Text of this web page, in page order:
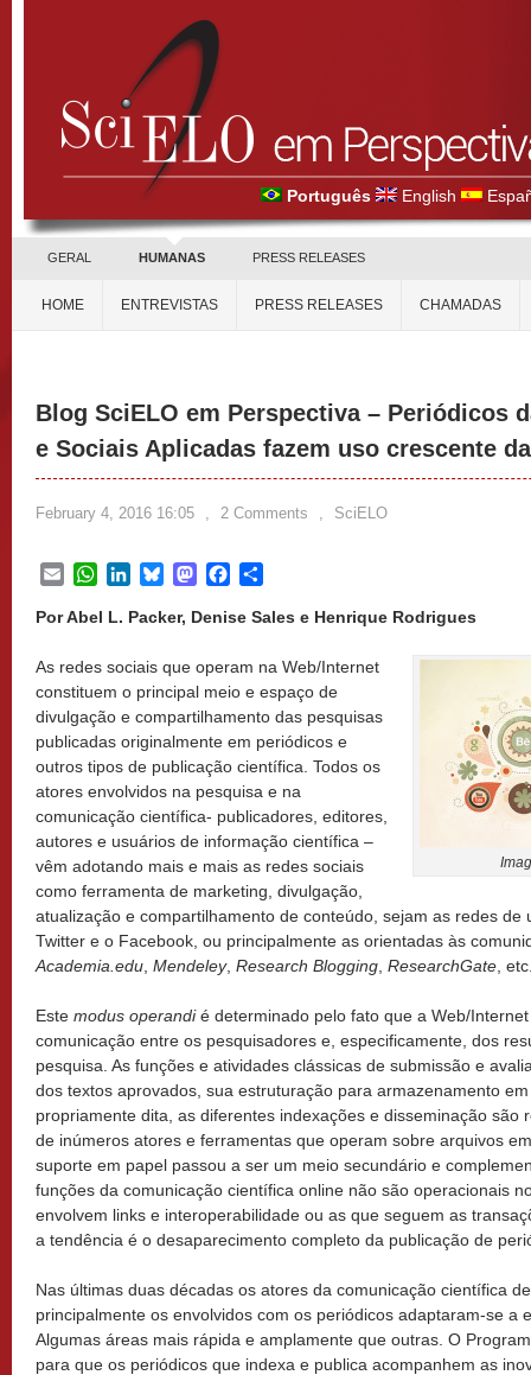
Português English
GERAL HUMANAS PRESS RELEASES
HOME ENTREVISTAS PRESS RELEASES CHAMADAS
Blog SciELO em Perspectiva – Periódicos
e Sociais Aplicadas fazem uso crescente
February 4, 2016 16:05 , 2 Comments , SciELO
EmailWhatsApp
LinkedInBlueskyMastodonFacebook
Por Abel L. Packer, Denise Sales e Henrique Rodrigues
As redes sociais que operam na Web/Internet
constituem o principal meio e espaço de
divulgação e compartilhamento das pesquisas
publicadas originalmente em periódicos e
outros tipos de publicação científica. Todos os
atores envolvidos na pesquisa e na
comunicação científica- publicadores, editores,
autores e usuários de informação científica –
vêm adotando mais e mais as redes sociais
como ferramenta de marketing, divulgação,
atualização e compartilhamento de conteúdo, sejam as redes de
Twitter e o Facebook, ou principalmente as orientadas às
Academia.edu Mendeley, Research Blogging ResearchGate ,
Este modus operandié determinado pelo fato que a Web/
comunicação entre os pesquisadores e, especificamente, dos
pesquisa. As funções e atividades clássicas de submissão e
dos textos aprovados, sua estruturação para armazenamento
propriamente dita, as diferentes indexações e disseminação são
de inúmeros atores e ferramentas que operam sobre arquivos
suporte em papel passou a ser um meio secundário e
funções da comunicação científica online não são operacionais
envolvem links e interoperabilidade ou as que seguem as
a tendência é o desaparecimento completo da publicação de
Nas últimas duas décadas os atores da comunicação científica
principalmente os envolvidos com os periódicos adaptaram-se a
Algumas áreas mais rápida e amplamente que outras. O
para que os periódicos que indexa e publica acompanhem as